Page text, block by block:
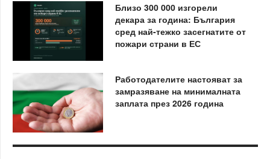
Близо 300 000 изгорели
декара за година: България
сред най-тежко засегнатите от
пожари страни в ЕС
Работодателите настояват за
замразяване на минималната
заплата през 2026 година